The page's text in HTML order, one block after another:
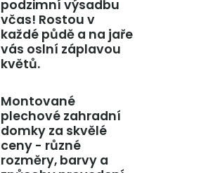
podzimní výsadbu
včas! Rostou v
každé půdě a na jaře
vás oslní záplavou
květů.
Montované
plechové zahradní
domky za skvělé
ceny - různé
rozměry, barvy a